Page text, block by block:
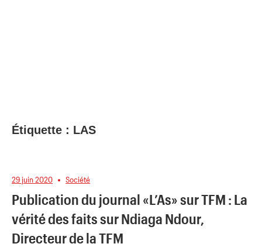
Étiquette : LAS
29 juin 2020 Société
Publication du journal «L’As» sur TFM : La
vérité des faits sur Ndiaga Ndour,
Directeur de la TFM